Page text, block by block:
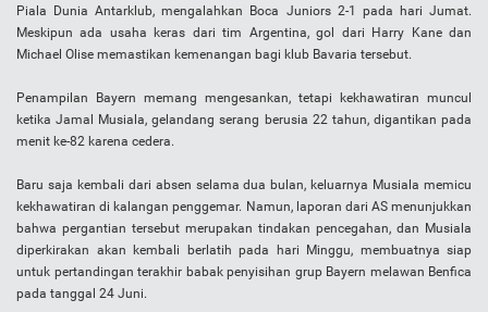
Piala Dunia Antarklub, mengalahkan Boca Juniors 2-1 pada hari Jumat.
Meskipun ada usaha keras dari tim Argentina, gol dari Harry Kane dan
Michael Olise memastikan kemenangan bagi klub Bavaria tersebut.
Penampilan Bayern memang mengesankan, tetapi kekhawatiran muncul
ketika Jamal Musiala, gelandang serang berusia 22 tahun, digantikan pada
menit ke-82 karena cedera.
Baru saja kembali dari absen selama dua bulan, keluarnya Musiala memicu
kekhawatiran di kalangan penggemar. Namun, laporan dari AS menunjukkan
bahwa pergantian tersebut merupakan tindakan pencegahan, dan Musiala
diperkirakan akan kembali berlatih pada hari Minggu, membuatnya siap
untuk pertandingan terakhir babak penyisihan grup Bayern melawan Benfica
pada tanggal 24 Juni.